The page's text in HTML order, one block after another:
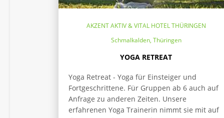
AKZENT AKTIV & VITAL HOTEL THÜRINGEN
Schmalkalden, Thüringen
YOGA RETREAT
Yoga Retreat - Yoga für Einsteiger und
Fortgeschrittene. Für Gruppen ab 6 auch auf
Anfrage zu anderen Zeiten. Unsere
erfahrenen Yoga Trainerin nimmt sie mit auf